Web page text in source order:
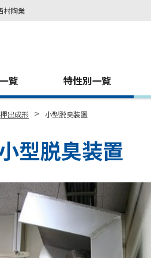
村陶業
覧 特性別一覧
押出成形 > 小型脱臭装置
型脱臭装置